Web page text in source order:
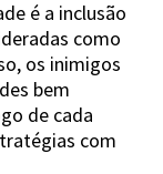
é a inclusão
como
os inimigos
bem
de cada
com